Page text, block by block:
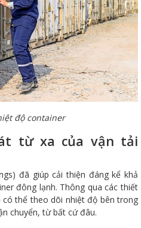
độ container
từ xa của vận tải
đã giúp cải thiện đáng kể khả
đông lạnh. Thông qua các thiết
thể theo dõi nhiệt độ bên trong
chuyển, từ bất cứ đâu.